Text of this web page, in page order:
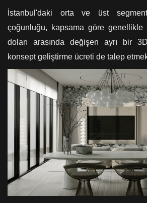
İstanbul'daki orta ve üst
çoğunluğu, kapsama göre
doları arasında değişen ayrı bir
konsept geliştirme ücreti de talep